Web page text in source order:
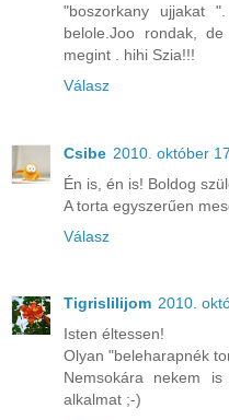
"boszorkany ujjakat
belole.Joo rondak,
megint . hihi Szia!!!
Válasz
Csibe 2010. október
Én is, én is! Boldog
A torta egyszerűen
Válasz
Tigrislilijom 2010.
Isten éltessen!
Olyan "beleharapnék
Nemsokára nekem
alkalmat ;-)